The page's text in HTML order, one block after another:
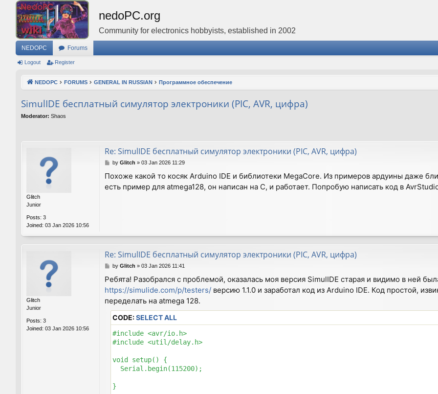
nedoPC.org
Community for electronics hobbyists, established in 2002
NEDOPC Forums
Logout Register
NEDOPC FORUMS GENERAL IN RUSSIAN Программное обеспечение
SimulIDE бесплатный симулятор электроники (PIC, AVR, цифра)
Moderator: Shaos
Glitch
Junior
Posts: 3
Joined: 03 Jan 2026 10:56
Re: SimulIDE бесплатный симулятор электроники (PIC, AVR, цифра)
P
s
t
by Glitch » 03 Jan 2026 11:29
Похоже какой то косяк Arduino IDE и библиотеки MegaCore. Из примеров ардуины даже
есть пример для atmega128, он написан на С, и работает. Попробую написать код в
Glitch
Junior
Posts: 3
Joined: 03 Jan 2026 10:56
Re: SimulIDE бесплатный симулятор электроники (PIC, AVR, цифра)
P
s
t
by Glitch » 03 Jan 2026 11:41
Ребята! Разобрался с проблемой, оказалась моя версия SimulIDE старая и видимо в ней
https://simulide.com/p/testers/ версию 1.1.0 и заработал код из Arduino IDE. Код простой,
переделать на atmega 128.
CODE:SELECT ALL
#include <avr/io.h>
#include <util/delay.h>
void setup() {
  Serial.begin(115200);
}